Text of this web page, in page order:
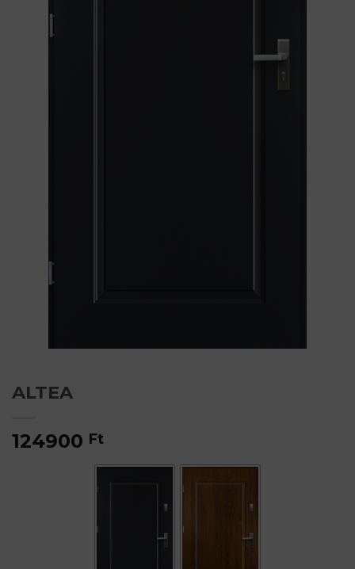
ALTEA
124900 Ft